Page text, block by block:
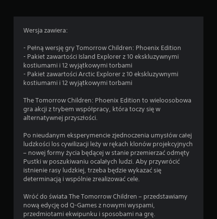
Wersja zawiera:
- Pełną wersję gry Tomorrow Children: Phoenix Edition
- Pakiet zawartości Island Explorer z 10 ekskluzywnymi
kostiumami i 12 wyjątkowymi torbami
- Pakiet zawartości Arctic Explorer z 10 ekskluzywnymi
kostiumami i 12 wyjątkowymi torbami
The Tomorrow Children: Phoenix Edition to wieloosobowa
gra akcji z trybem współpracy, która toczy się w
alternatywnej przyszłości.
Po nieudanym eksperymencie zjednoczenia umysłów całej
ludzkości los cywilizacji leży w rękach klonów projekcyjnych
– nowej formy życia będącej w stanie przemierzać odmęty
Pustki w poszukiwaniu ocalałych ludzi. Aby przywrócić
istnienie rasy ludzkiej, trzeba będzie wykazać się
determinacją i wspólnie zrealizować cele.
Wróć do świata The Tomorrow Children – przedstawiamy
nową edycję od Q-Games z nowymi wyspami,
przedmiotami ekwipunku i sposobami na grę.